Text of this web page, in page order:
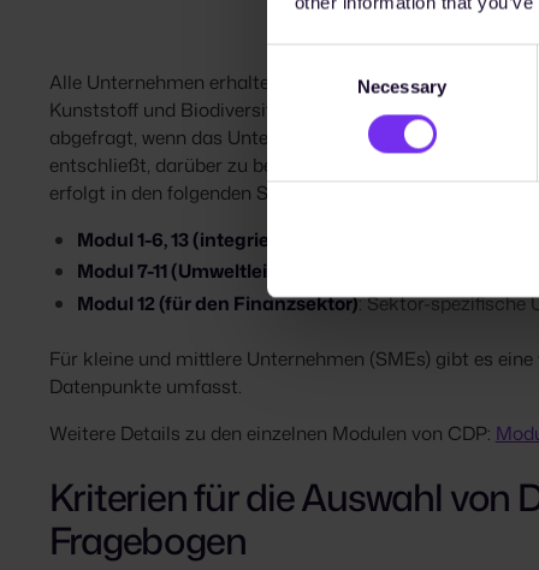
Selection
Necessary
Alle Unternehmen erhalten Fragen zu Datenpunkten im
Kunststoff und Biodiversität. Datenpunkte zu
abgefragt, wenn das Unternehmen diese Themen
entschließt, darüber zu berichten. Die Bearbeitung des
erfolgt in den folgenden Schritten:
Modul 1-6, 13 (integrierte Module)
Modul 7-11 (Umweltleistung)
Modul 12 (für den Finanzsektor): Sektor-spezifische
Für kleine und mittlere Unternehmen (SMEs) gibt es
Datenpunkte umfasst.
Weitere Details zu den einzelnen Modulen von CDP:
Kriterien für die Auswahl von
Fragebogen